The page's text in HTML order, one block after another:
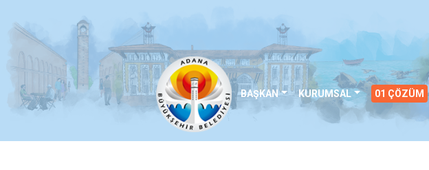
BAŞKAN KURUMSAL 01 ÇÖZÜM